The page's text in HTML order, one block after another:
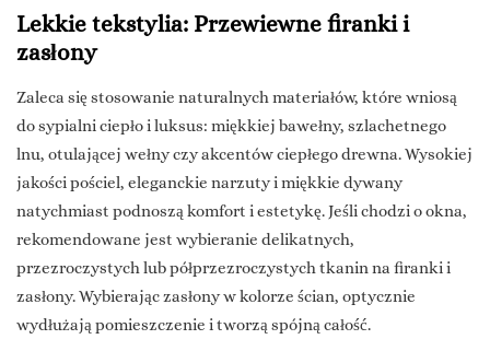
Lekkie tekstylia: Przewiewne firanki i
zasłony
Zaleca się stosowanie naturalnych materiałów, które wniosą
do sypialni ciepło i luksus: miękkiej bawełny, szlachetnego
lnu, otulającej wełny czy akcentów ciepłego drewna. Wysokiej
jakości pościel, eleganckie narzuty i miękkie dywany
natychmiast podnoszą komfort i estetykę. Jeśli chodzi o okna,
rekomendowane jest wybieranie delikatnych,
przezroczystych lub półprzezroczystych tkanin na firanki i
zasłony. Wybierając zasłony w kolorze ścian, optycznie
wydłużają pomieszczenie i tworzą spójną całość.